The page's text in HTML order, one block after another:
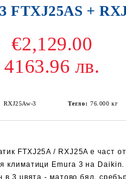
FTXJ25AS +
€2,129.00
4163.96 лв.
RXJ25Aw-3 Тегло: 76.000 кг
FTXJ25A / RXJ25A е част
климатици Emura 3 на Daikin.
в 3 цвята - матово бял,